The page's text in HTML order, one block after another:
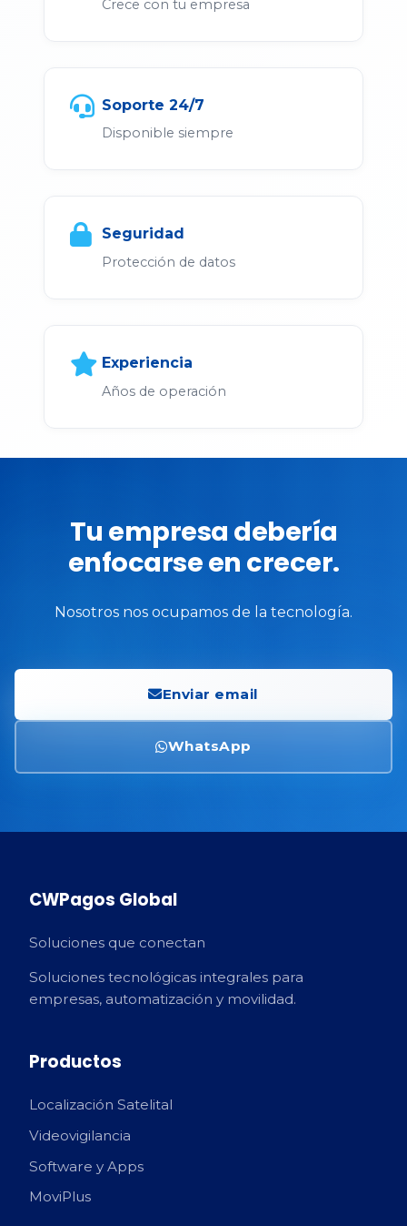
Crece con tu empresa
Soporte 24/7
Disponible siempre
Seguridad
Protección de datos
Experiencia
Años de operación
Tu empresa debería
enfocarse en crecer.
Nosotros nos ocupamos de la tecnología.
Enviar email
WhatsApp
CWPagos Global
Soluciones que conectan
Soluciones tecnológicas integrales para
empresas, automatización y movilidad.
Productos
Localización Satelital
Videovigilancia
Software y Apps
MoviPlus